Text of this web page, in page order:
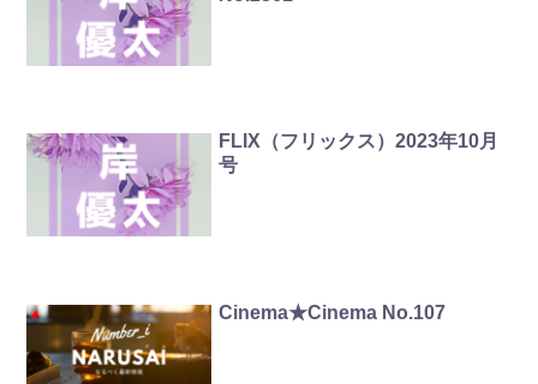
FLIX（フリックス）2023年10月
号
Cinema★Cinema No.107